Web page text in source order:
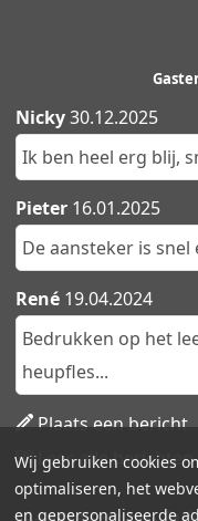
Nicky30.12.2025
Ik ben heel erg blij,
Pieter 16.01.2025
De aansteker is snel
René 19.04.2024
Bedrukken op het
heupfles...
Plaats een bericht
Lees alle berichten
Wij gebruiken cookies
optimaliseren, het
en gepersonaliseerde